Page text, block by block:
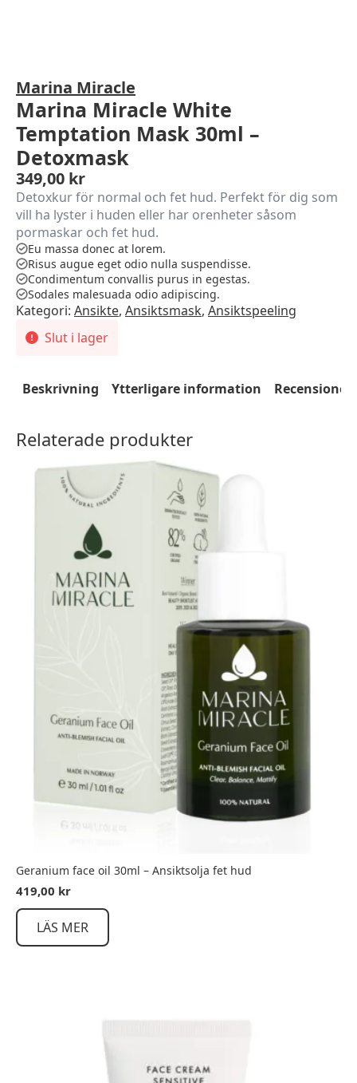
Marina Miracle
Marina Miracle White
Temptation Mask 30ml –
Detoxmask
349,00 kr
Detoxkur för normal och fet hud. Perfekt för dig som
vill ha lyster i huden eller har orenheter såsom
pormaskar och fet hud.
Eu massa donec at lorem.
Risus augue eget odio nulla suspendisse.
Condimentum convallis purus in egestas.
Sodales malesuada odio adipiscing.
Kategori: Ansikte, Ansiktsmask, Ansiktspeeling
Slut i lager
Beskrivning Ytterligare information Recensioner
Relaterade produkter
Geranium face oil 30ml – Ansiktsolja fet hud
419,00 kr
LÄS MER